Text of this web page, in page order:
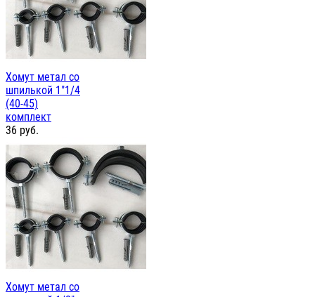
Хомут метал со
шпилькой 1"1/4
(40-45)
комплект
36 руб.
Хомут метал со